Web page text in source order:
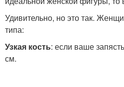
Удивительно, но это так.
типа:
Узкая кость: если ваше
см.